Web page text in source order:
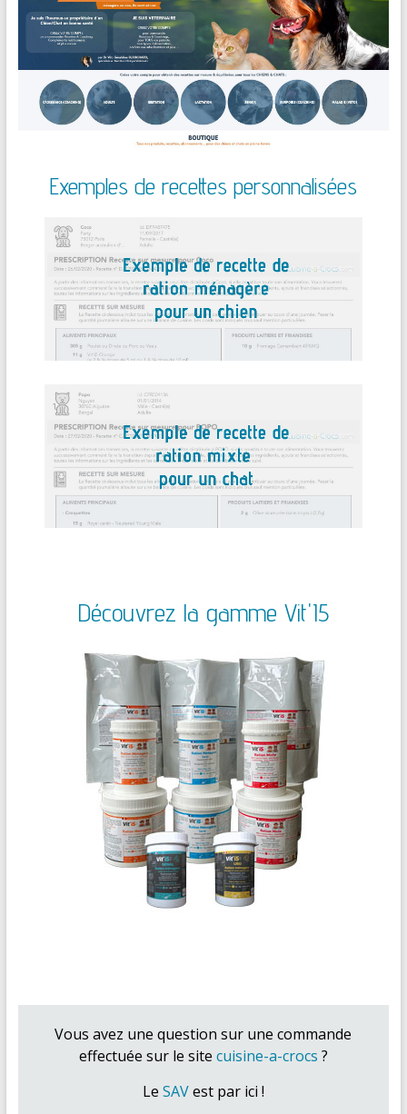
Exemples de recettes personnalisées
Découvrez la gamme Vit'I5
Vous avez une question sur une commande
effectuée sur le site cuisine-a-crocs ?
Le SAVest par ici !